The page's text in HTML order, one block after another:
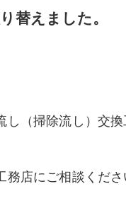
替えました。
（掃除流し）交
店にご相談くださ